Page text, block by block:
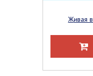
Живая вода. Универсальное